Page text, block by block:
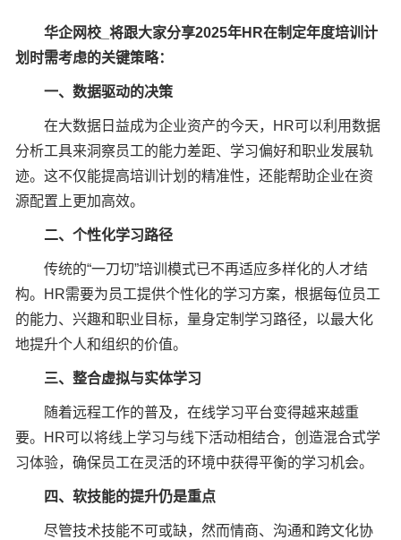
华企网校_将跟大家分享2025年HR在制定年度培训计
划时需考虑的关键策略：
一、数据驱动的决策
在大数据日益成为企业资产的今天，HR可以利用数据
分析工具来洞察员工的能力差距、学习偏好和职业发展轨
迹。这不仅能提高培训计划的精准性，还能帮助企业在资
源配置上更加高效。
二、个性化学习路径
传统的“一刀切”培训模式已不再适应多样化的人才结
构。HR需要为员工提供个性化的学习方案，根据每位员工
的能力、兴趣和职业目标，量身定制学习路径，以最大化
地提升个人和组织的价值。
三、整合虚拟与实体学习
随着远程工作的普及，在线学习平台变得越来越重
要。HR可以将线上学习与线下活动相结合，创造混合式学
习体验，确保员工在灵活的环境中获得平衡的学习机会。
四、软技能的提升仍是重点
尽管技术技能不可或缺，然而情商、沟通和跨文化协